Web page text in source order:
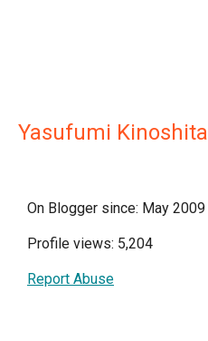
Yasufumi Kinoshita
On Blogger since: May 2009
Profile views: 5,204
Report Abuse